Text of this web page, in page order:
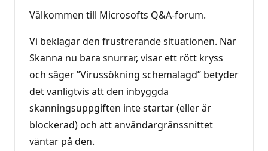
Välkommen till Microsofts Q&A-forum.
Vi beklagar den frustrerande situationen. När
Skanna nu bara snurrar, visar ett rött kryss
och säger ”Virussökning schemalagd” betyder
det vanligtvis att den inbyggda
skanningsuppgiften inte startar (eller är
blockerad) och att användargränssnittet
väntar på den.